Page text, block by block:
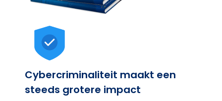
Cybercriminaliteit maakt een
steeds grotere impact